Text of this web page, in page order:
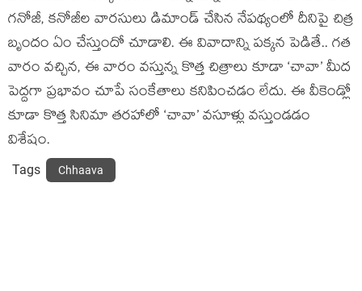
గనోజీ, కనోజీల వారసులు డిమాండ్ చేసిన నేపథ్యంలో దీనిపై చిత్ర
బృందం ఏం చేస్తుందో చూడాలి. ఈ వివాదాన్ని పక్కన పెడితే.. గత
వారం వచ్చిన, ఈ వారం వస్తున్న కొత్త చిత్రాలు కూడా ‘చావా’ మీద
పెద్దగా ప్రభావం చూపే సంకేతాలు కనిపించడం లేదు. ఈ వీకెండ్లో
కూడా కొత్త సినిమా తరహాలో ‘చావా’ వసూళ్లు వస్తుండడం
విశేషం.
Tags Chhaava